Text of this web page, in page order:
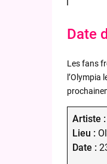
Date
Les fans
l’Olympia
Artiste :
Lieu :
Date :